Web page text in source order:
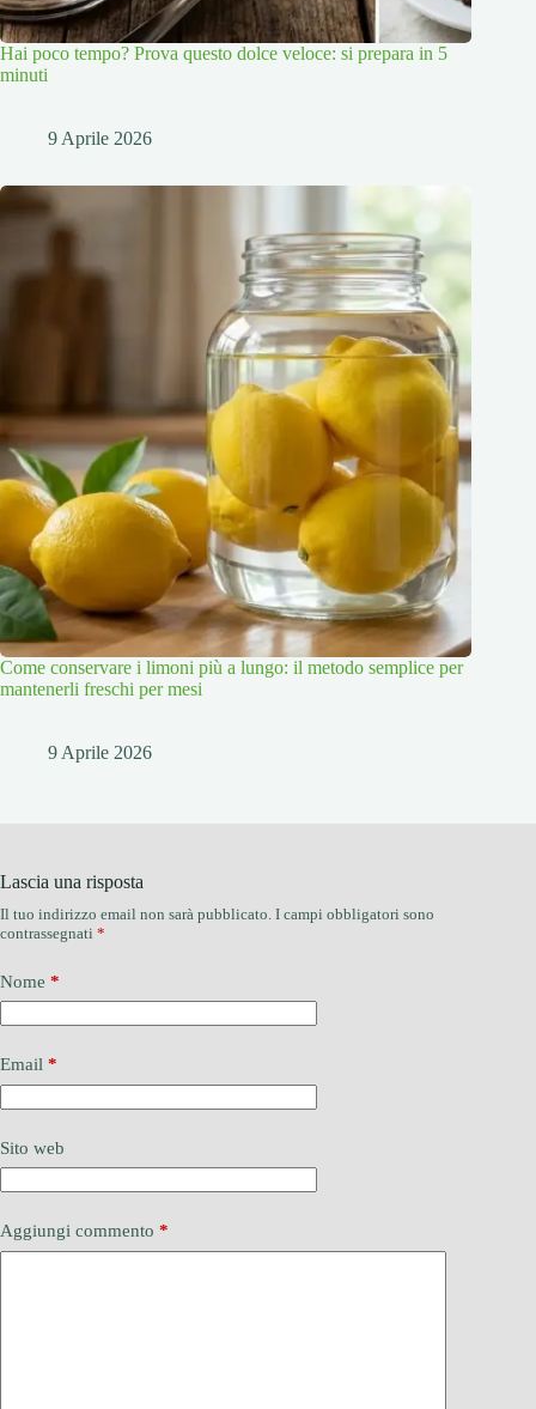
Hai poco tempo? Prova questo dolce veloce: si prepara in 5
minuti
9 Aprile 2026
Come conservare i limoni più a lungo: il metodo semplice per
mantenerli freschi per mesi
9 Aprile 2026
Lascia una risposta
Il tuo indirizzo email non sarà pubblicato. I campi obbligatori sono
contrassegnati *
Nome *
Email *
Sito web
Aggiungi commento *